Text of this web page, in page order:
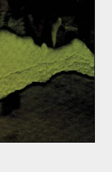
est
la
Chine, multipliés
françaises
et
en pleine
saturé,
dit, la crise
creuser